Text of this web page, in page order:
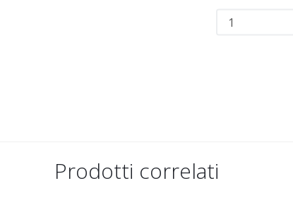
Prodotti correlati